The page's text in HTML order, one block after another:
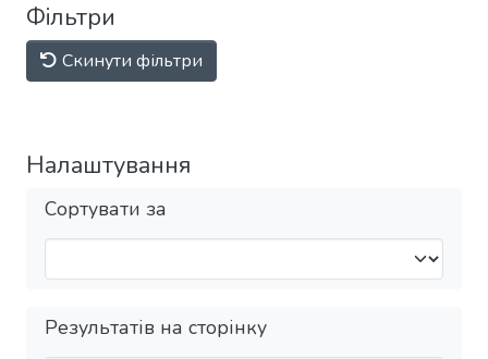
Фільтри
Скинути фільтри
Налаштування
Сортувати за
Результатів на сторінку